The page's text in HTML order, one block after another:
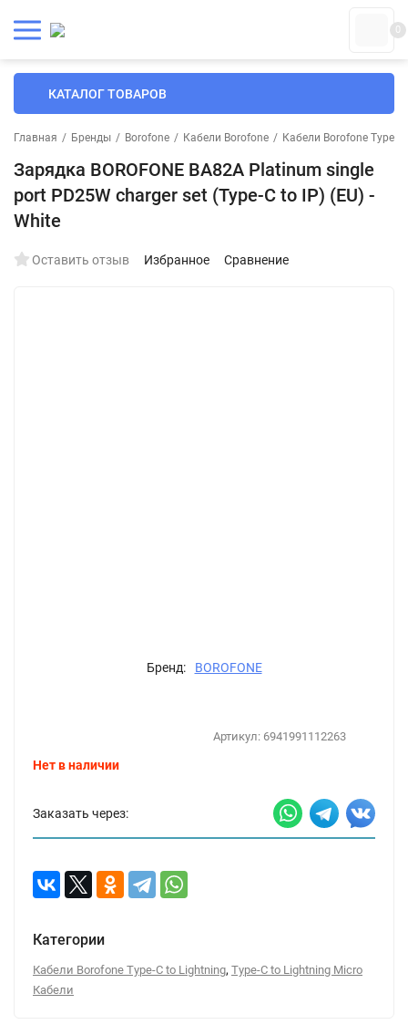
0
КАТАЛОГ ТОВАРОВ
Главная / Бренды / Borofone / Кабели Borofone / Кабели Borofone Type-
Зарядка BOROFONE BA82A Platinum single
port PD25W charger set (Type-C to IP) (EU) -
White
Оставить отзыв Избранное Сравнение
Бренд: BOROFONE
Артикул: 6941991112263
Нет в наличии
Заказать через:
Категории
Кабели Borofone Type-C to Lightning, Type-C to Lightning Micro
Кабели